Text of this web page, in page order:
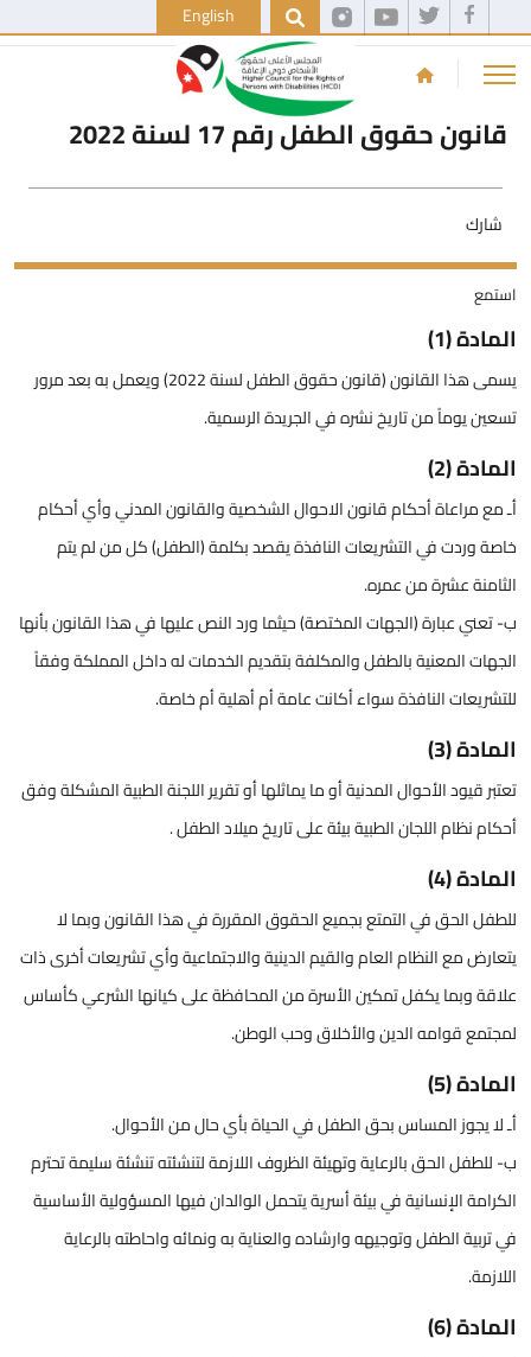
English
قانون حقوق الطفل رقم 17 لسنة 2022
شارك
استمع
المادة (1)
يسمى هذا القانون (قانون حقوق الطفل لسنة 2022) ويعمل به بعد مرور
تسعين يوماً من تاريخ نشره في الجريدة الرسمية.
المادة (2)
أـ مع مراعاة أحكام قانون الاحوال الشخصية والقانون المدني وأي أحكام
خاصة وردت في التشريعات النافذة يقصد بكلمة (الطفل) كل من لم يتم
الثامنة عشرة من عمره.
ب- تعني عبارة (الجهات المختصة) حيثما ورد النص عليها في هذا القانون بأنها
الجهات المعنية بالطفل والمكلفة بتقديم الخدمات له داخل المملكة وفقاً
للتشريعات النافذة سواء أكانت عامة أم أهلية أم خاصة.
المادة (3)
تعتبر قيود الأحوال المدنية أو ما يماثلها أو تقرير اللجنة الطبية المشكلة وفق
أحكام نظام اللجان الطبية بيئة على تاريخ ميلاد الطفل .
المادة (4)
للطفل الحق في التمتع بجميع الحقوق المقررة في هذا القانون وبما لا
يتعارض مع النظام العام والقيم الدينية والاجتماعية وأي تشريعات أخرى ذات
علاقة وبما يكفل تمكين الأسرة من المحافظة على كيانها الشرعي كأساس
لمجتمع قوامه الدين والأخلاق وحب الوطن.
المادة (5)
أـ لا يجوز المساس بحق الطفل في الحياة بأي حال من الأحوال.
ب- للطفل الحق بالرعاية وتهيئة الظروف اللازمة لتنشئته تنشئة سليمة تحترم
الكرامة الإنسانية في بيئة أسرية يتحمل الوالدان فيها المسؤولية الأساسية
في تربية الطفل وتوجيهه وارشاده والعناية به ونمائه واحاطته بالرعاية
اللازمة.
المادة (6)